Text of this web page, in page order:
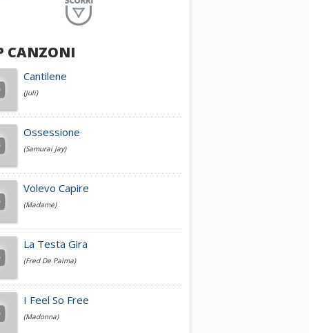
Planet Funk
Achille Lauro
Cesare Cremonini
Jovanotti
Fedez
Simone Cristicchi
CANZONI
Cantilene
(Juli)
Ossessione
(Samurai Jay)
Volevo Capire
(Madame)
La Testa Gira
(Fred De Palma)
I Feel So Free
(Madonna)